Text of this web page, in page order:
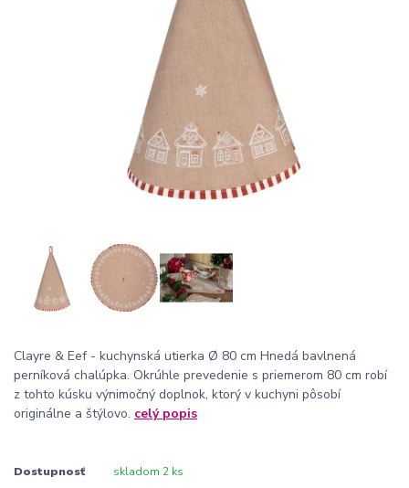
Clayre & Eef - kuchynská utierka Ø 80 cm Hnedá bavlnená
perníková chalúpka. Okrúhle prevedenie s priemerom 80 cm robí
z tohto kúsku výnimočný doplnok, ktorý v kuchyni pôsobí
originálne a štýlovo. celý popis
Dostupnosť skladom 2 ks